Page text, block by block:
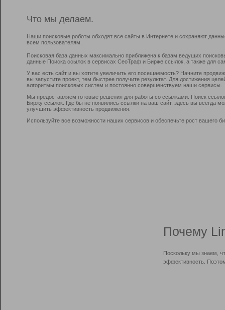
Что мы делаем.
Наши поисковые роботы обходят все сайты в Интернете и сохраняют
всем пользователям.
Поисковая база данных максимально приближена к базам ведущих
данные Поиска ссылок в сервисах СеоТраф и Бирже ссылок, а также для
У вас есть сайт и вы хотите увеличить его посещаемость? Начните
вы запустите проект, тем быстрее получите результат. Для достижения
алгоритмы поисковых систем и постоянно совершенствуем наши сервисы.
Мы предоставляем готовые решения для работы со ссылками: Поиск
Биржу ссылок. Где бы не появились ссылки на ваш сайт, здесь вы всегда
улучшить эффективность продвижения.
Используйте все возможности наших сервисов и обеспечьте рост вашего
Почему
Поскольку мы знаем,
эффективность.